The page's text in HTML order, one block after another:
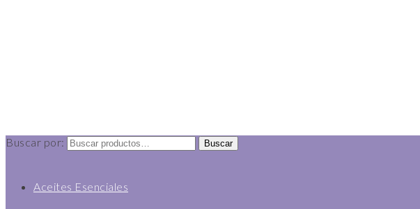
Buscar por: Buscar
Aceites Esenciales